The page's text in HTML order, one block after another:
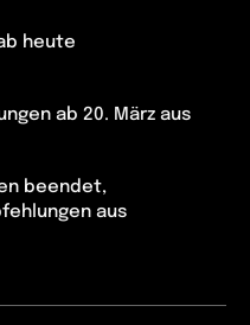
heute
ab 20. März aus
beendet,
aus